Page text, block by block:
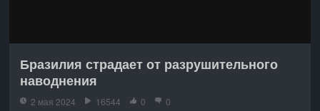
Бразилия страдает от разрушительного
наводнения
2 мая 2024 16544 0 0